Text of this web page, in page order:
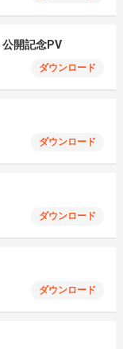
開記念PV
ダウンロード
ダウンロード
ダウンロード
ダウンロード